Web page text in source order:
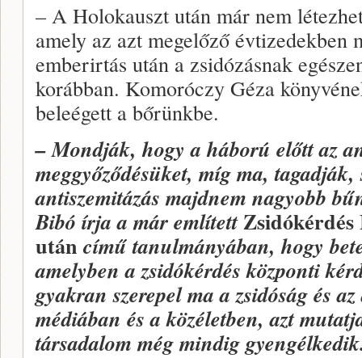
– A Holokauszt után már nem
amely az azt megelőző évtizedekben
emberirtás után a zsidózásnak
korábban. Komoróczy Géza
beleégett a bőrünkbe.
– Mondják, hogy a háború előtt az
meggyőződésüket, míg ma, tagadják,
antiszemitázás majdnem nagyobb
Bibó írja a már említettZsidókérdés
után című tanulmányában, hogy
amelyben a zsidókérdés központi
gyakran szerepel ma a zsidóság és
médiában és a közéletben, azt
társadalom még mindig